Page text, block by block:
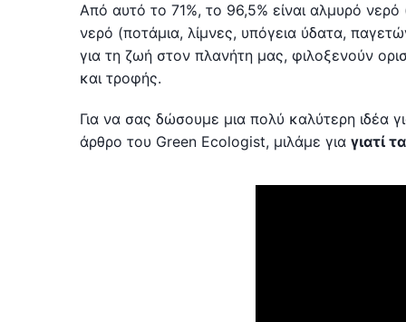
Από αυτό το 71%, το 96,5% είναι αλμυρό
νερό (ποτάμια, λίμνες, υπόγεια ύδατα,
για τη ζωή στον πλανήτη μας, φιλοξενούν
και τροφής.
Για να σας δώσουμε μια πολύ καλύτερη ιδέα
άρθρο του Green Ecologist, μιλάμε για γιατί